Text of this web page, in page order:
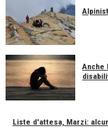
Anche
Liste d'attesa, Marzi: